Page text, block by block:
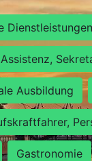
Dienstleistungen
Assistenz,
Ausbildung
Gastronomie